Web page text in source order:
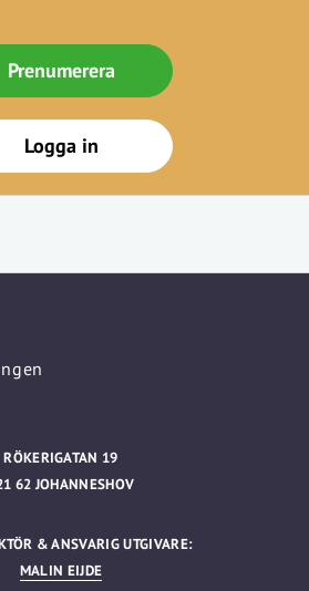
Prenumerera
Logga in
RÖKERIGATAN 19
62 JOHANNESHOV
& ANSVARIG UTGIVARE:
MALIN EIJDE